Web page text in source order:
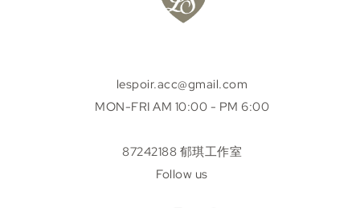
lespoir.acc@gmail.com
MON-FRI AM 10:00 - PM 6:00
87242188 郁琪工作室
Follow us